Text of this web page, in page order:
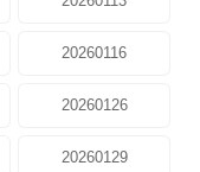
20260116
20260126
20260129